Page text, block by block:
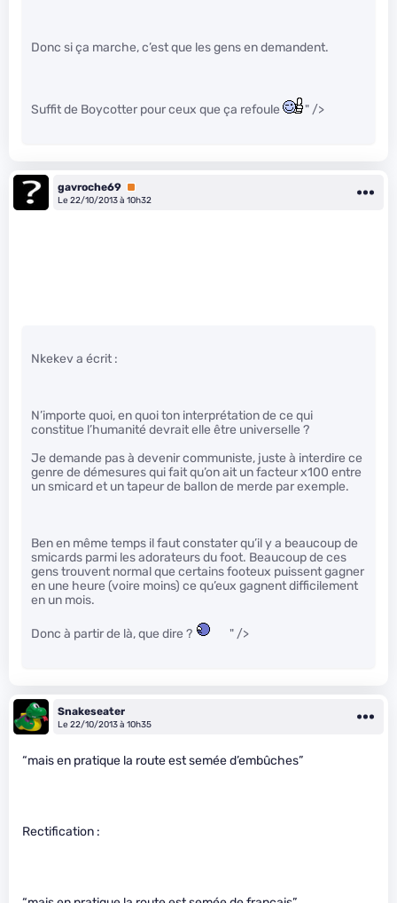
Donc si ça marche, c’est que les gens en demandent.
Suffit de Boycotter pour ceux que ça refoule " />
gavroche69 Premium
Le 22/10/2013 à 10h32
Nkekev a écrit :
N’importe quoi, en quoi ton interprétation de ce qui
constitue l’humanité devrait elle être universelle ?
Je demande pas à devenir communiste, juste à interdire ce
genre de démesures qui fait qu’on ait un facteur x100 entre
un smicard et un tapeur de ballon de merde par exemple.
Ben en même temps il faut constater qu’il y a beaucoup de
smicards parmi les adorateurs du foot. Beaucoup de ces
gens trouvent normal que certains footeux puissent gagner
en une heure (voire moins) ce qu’eux gagnent difficilement
en un mois.
Donc à partir de là, que dire ? " />
Snakeseater
Le 22/10/2013 à 10h35
“mais en pratique la route est semée d’embûches”
Rectification :